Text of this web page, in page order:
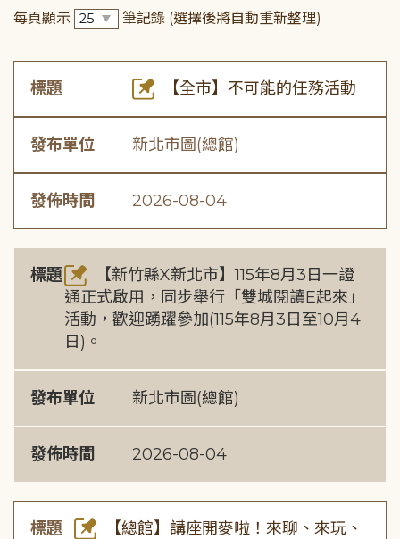
每頁顯示 筆記錄 (選擇後將自動重新整理)
標題 【全市】不可能的任務活動
發布單位 新北市圖(總館)
發佈時間 2026-08-04
標題
【新竹縣X新北市】115年8月3日一證
通正式啟用，同步舉行「雙城閱讀E起來」
活動，歡迎踴躍參加(115年8月3日至10月4
日)。
發布單位 新北市圖(總館)
發佈時間 2026-08-04
標題
【總館】講座開麥啦！來聊、來玩、